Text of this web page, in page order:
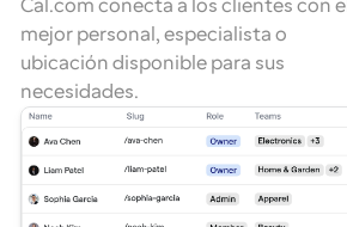
Cal.com conecta a los clientes con el
mejor personal, especialista o
ubicación disponible para sus
necesidades.